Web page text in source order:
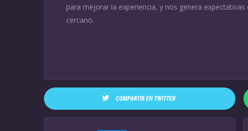
para mejorar la experiencia, y nos genera
cercano.
COMPARTIR EN TWITTER